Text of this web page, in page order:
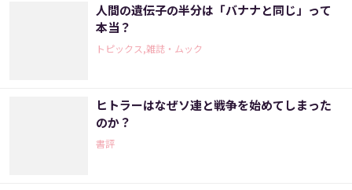
人間の遺伝子の半分は「バナナと同じ」って
本当？
トピックス,雑誌・ムック
ヒトラーはなぜソ連と戦争を始めてしまった
のか？
書評